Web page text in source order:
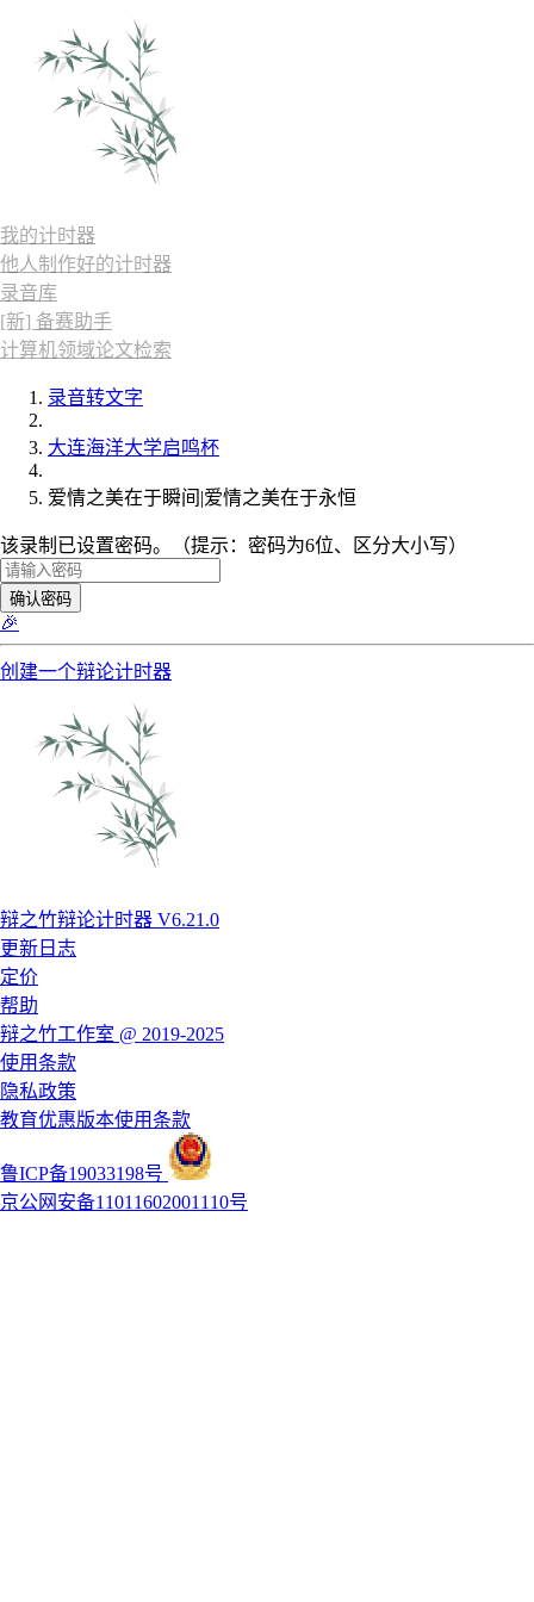
我的计时器
他人制作好的计时器
录音库
[新] 备赛助手
计算机领域论文检索
录音转文字
大连海洋大学启鸣杯
爱情之美在于瞬间|爱情之美在于永恒
该录制已设置密码。（提示：密码为6位、区分大小写）
确认密码
🎉
创建一个辩论计时器
辩之竹辩论计时器 V6.21.0
更新日志
定价
帮助
辩之竹工作室 @ 2019-2025
使用条款
隐私政策
教育优惠版本使用条款
鲁ICP备19033198号
京公网安备11011602001110号